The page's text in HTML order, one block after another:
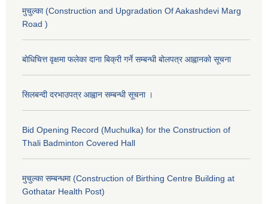
मुचुल्का (Construction and Upgradation Of Aakashdevi Marg
Road )
बोधिचित्त वृक्षमा फलेका दाना बिक्री गर्ने सम्बन्धी बोलपत्र आह्वानको सूचना
सिलबन्दी दरभाउपत्र आह्वान सम्बन्धी सूचना ।
Bid Opening Record (Muchulka) for the Construction of
Thali Badminton Covered Hall
मुचुल्का सम्बन्धमा (Construction of Birthing Centre Building at
Gothatar Health Post)